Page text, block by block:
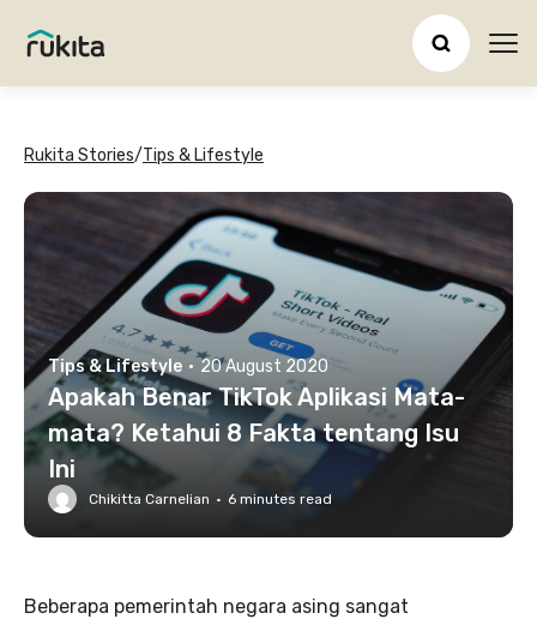
Rukita Stories/Tips & Lifestyle
Tips & Lifestyle · 20 August 2020
Apakah Benar TikTok Aplikasi Mata-
mata? Ketahui 8 Fakta tentang Isu
Ini
Chikitta Carnelian · 6 minutes read
Beberapa pemerintah negara asing sangat